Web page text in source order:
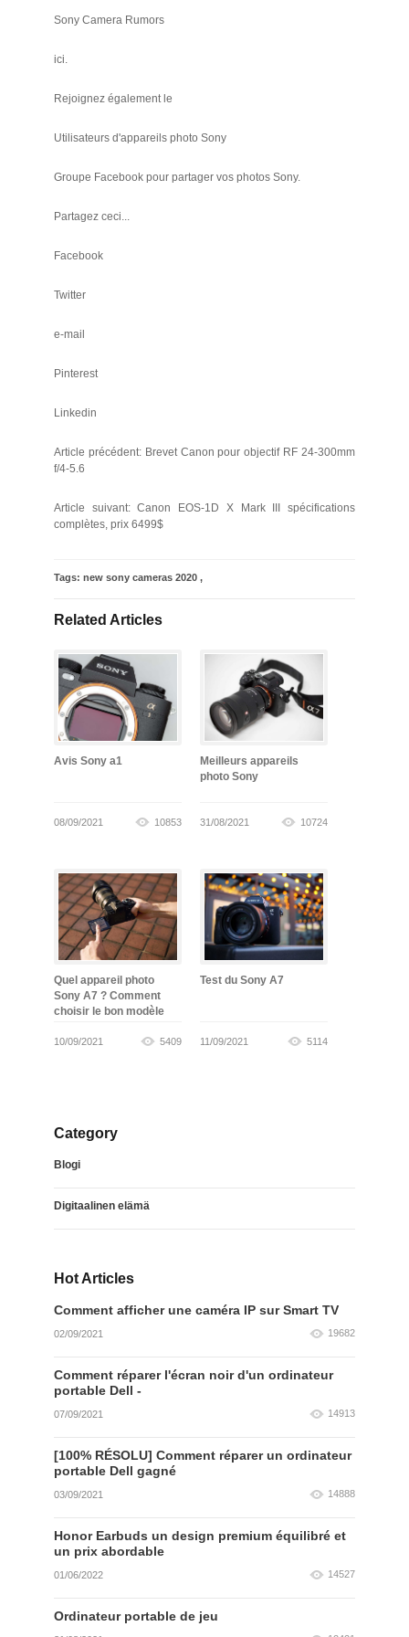
Sony Camera Rumors
ici.
Rejoignez également le
Utilisateurs d'appareils photo Sony
Groupe Facebook pour partager vos photos Sony.
Partagez ceci...
Facebook
Twitter
e-mail
Pinterest
Linkedin
Article précédent: Brevet Canon pour objectif RF 24-300mm
f/4-5.6
Article suivant: Canon EOS-1D X Mark III spécifications
complètes, prix 6499$
Tags: new sony cameras 2020 ,
Related Articles
Avis Sony a1
08/09/2021 10853
Meilleurs appareils
photo Sony
31/08/2021 10724
Quel appareil photo
Sony A7 ? Comment
choisir le bon modèle
10/09/2021 5409
Test du Sony A7
11/09/2021 5114
Category
Blogi
Digitaalinen elämä
Hot Articles
Comment afficher une caméra IP sur Smart TV
02/09/2021 19682
Comment réparer l'écran noir d'un ordinateur
portable Dell -
07/09/2021 14913
[100% RÉSOLU] Comment réparer un ordinateur
portable Dell gagné
03/09/2021 14888
Honor Earbuds un design premium équilibré et
un prix abordable
01/06/2022 14527
Ordinateur portable de jeu